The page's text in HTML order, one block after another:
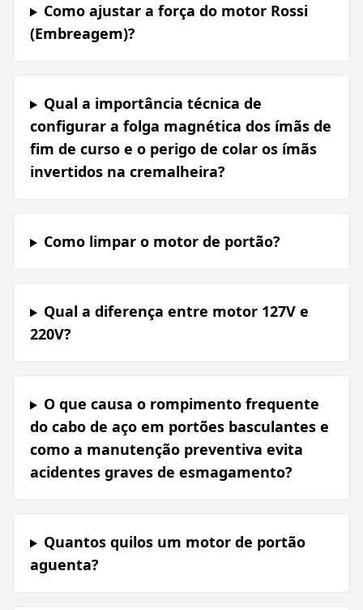
Como ajustar a força do motor Rossi
(Embreagem)?
Qual a importância técnica de
configurar a folga magnética dos ímãs de
fim de curso e o perigo de colar os ímãs
invertidos na cremalheira?
Como limpar o motor de portão?
Qual a diferença entre motor 127V e
220V?
O que causa o rompimento frequente
do cabo de aço em portões basculantes e
como a manutenção preventiva evita
acidentes graves de esmagamento?
Quantos quilos um motor de portão
aguenta?